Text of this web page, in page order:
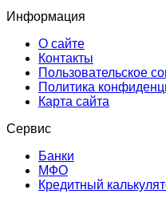
Информация
О сайте
Контакты
Пользовательское
Политика
Карта сайта
Сервис
Банки
МФО
Кредитный